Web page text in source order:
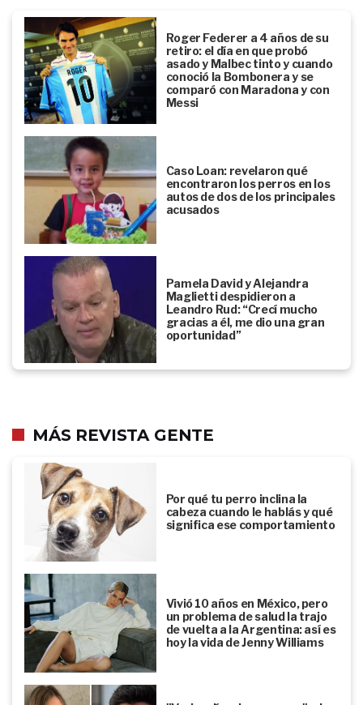
Roger Federer a 4 años de su
retiro: el día en que probó
asado y Malbec tinto y cuando
conoció la Bombonera y se
comparó con Maradona y con
Messi
Caso Loan: revelaron qué
encontraron los perros en los
autos de dos de los principales
acusados
Pamela David y Alejandra
Maglietti despidieron a
Leandro Rud: “Crecí mucho
gracias a él, me dio una gran
oportunidad”
MÁS REVISTA GENTE
Por qué tu perro inclina la
cabeza cuando le hablás y qué
significa ese comportamiento
Vivió 10 años en México, pero
un problema de salud la trajo
de vuelta a la Argentina: así es
hoy la vida de Jenny Williams